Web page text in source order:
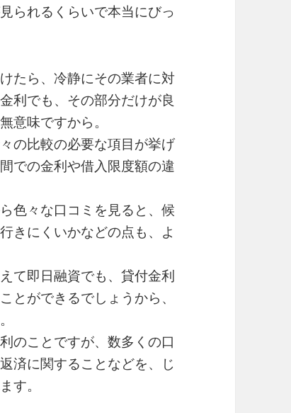
られるくらいで本当にびっ
たら、冷静にその業者に対
利でも、その部分だけが良
意味ですから。
の比較の必要な項目が挙げ
での金利や借入限度額の違
色々な口コミを見ると、候
きにくいかなどの点も、よ
て即日融資でも、貸付金利
とができるでしょうから、
のことですが、数多くの口
済に関することなどを、じ
す。